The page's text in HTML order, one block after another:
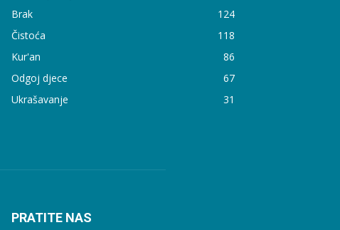
Brak
124
Čistoća
118
Kur'an
86
Odgoj djece
67
Ukrašavanje
31
PRATITE NAS